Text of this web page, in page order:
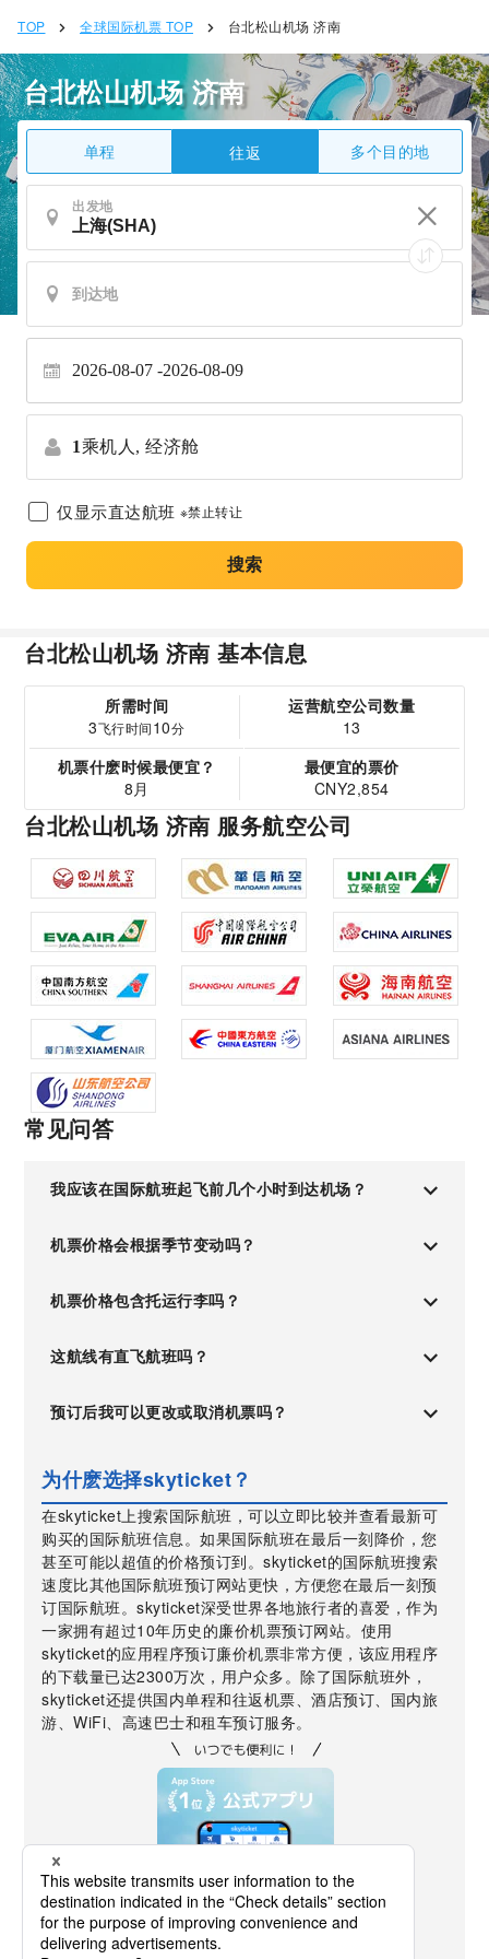
TOP 全球国际机票 TOP 台北松山机场 济南
台北松山机场 济南
单程 往返 多个目的地
出发地
2026-08-07 2026-08-09
1乘机人, 经济舱
仅显示直达航班 ※禁止转让
搜索
台北松山机场 济南 基本信息
所需时间
3飞行时间10分
运营航空公司数量
13
机票什麽时候最便宜？
8月
最便宜的票价
CNY2,854
台北松山机场 济南 服务航空公司
常见问答
我应该在国际航班起飞前几个小时到达机场？
机票价格会根据季节变动吗？
机票价格包含托运行李吗？
这航线有直飞航班吗？
预订后我可以更改或取消机票吗？
为什麽选择skyticket？
在skyticket上搜索国际航班，可以立即比较并查看最新可
购买的国际航班信息。如果国际航班在最后一刻降价，您
甚至可能以超值的价格预订到。skyticket的国际航班搜索
速度比其他国际航班预订网站更快，方便您在最后一刻预
订国际航班。skyticket深受世界各地旅行者的喜爱，作为
一家拥有超过10年历史的廉价机票预订网站。使用
skyticket的应用程序预订廉价机票非常方便，该应用程序
的下载量已达2300万次，用户众多。除了国际航班外，
skyticket还提供国内单程和往返机票、酒店预订、国内旅
游、WiFi、高速巴士和租车预订服务。